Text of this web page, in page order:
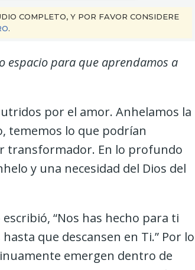
COMPLETO, Y POR FAVOR CONSIDERE
.
espacio para que aprendamos a
por el amor. Anhelamos la
tememos lo que podrían
transformador. En lo profundo
y una necesidad del Dios del
“Nos has hecho para ti
que descansen en Ti.” Por lo
emergen dentro de